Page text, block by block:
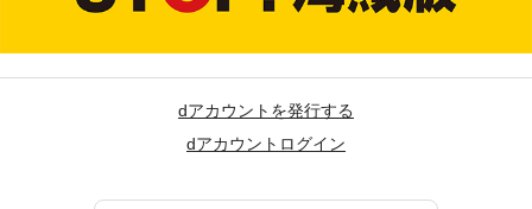
dアカウントを発行する
dアカウントログイン